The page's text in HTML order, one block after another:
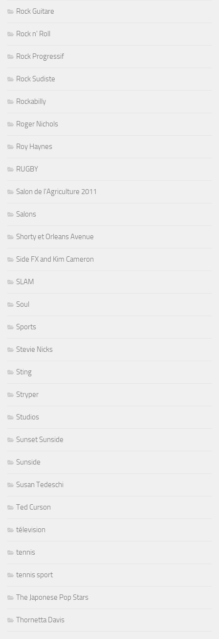
Rock Guitare
Rock n' Roll
Rock Progressif
Rock Sudiste
Rockabilly
Roger Nichols
Roy Haynes
RUGBY
Salon de l'Agriculture 2011
Salons
Shorty et Orleans Avenue
Side FX and Kim Cameron
SLAM
Soul
Sports
Stevie Nicks
Sting
Stryper
Studios
Sunset Sunside
Sunside
Susan Tedeschi
Ted Curson
télevision
tennis
tennis sport
The Japonese Pop Stars
Thornetta Davis